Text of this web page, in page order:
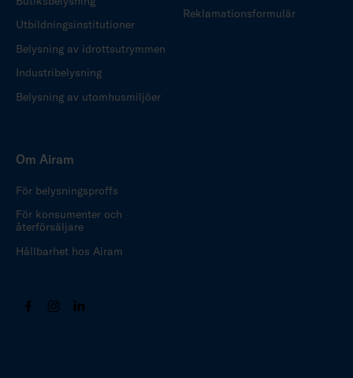
Utbildningsinstitutioner
Belysning av idrottsutrymmen
Industribelysning
Belysning av utomhusmiljöer
Reklamationsformulär
Om Airam
För belysningsproffs
För konsumenter och
återförsäljare
Hållbarhet hos Airam